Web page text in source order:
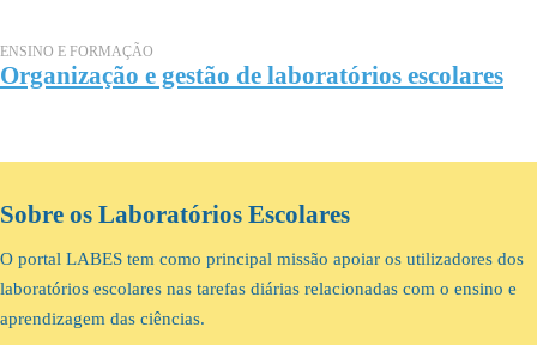
ENSINO E FORMAÇÃO
Organização e gestão de laboratórios escolares
Sobre os Laboratórios Escolares
O portal LABES tem como principal missão apoiar os utilizadores dos
laboratórios escolares nas tarefas diárias relacionadas com o ensino e
aprendizagem das ciências.